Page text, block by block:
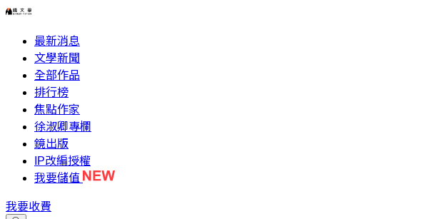
最新消息
文學新聞
全部作品
排行榜
焦點作家
徐淑卿專欄
鏡出版
IP改編授權
我要儲值
我要收費